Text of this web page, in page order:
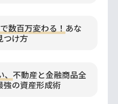
数百万変わる！ あな
つけ方
不動産と金融商品全
強の資産形成術